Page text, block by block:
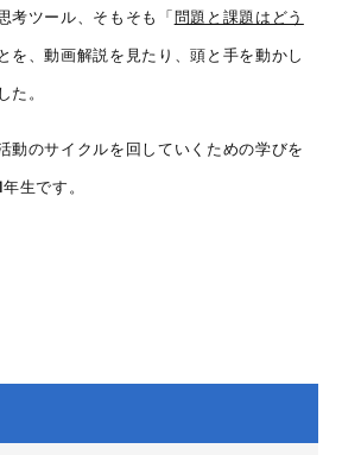
考ツール、そもそも「問題と課題はどう
を、動画解説を見たり、頭と手を動かし
た。
動のサイクルを回していくための学びを
生です。